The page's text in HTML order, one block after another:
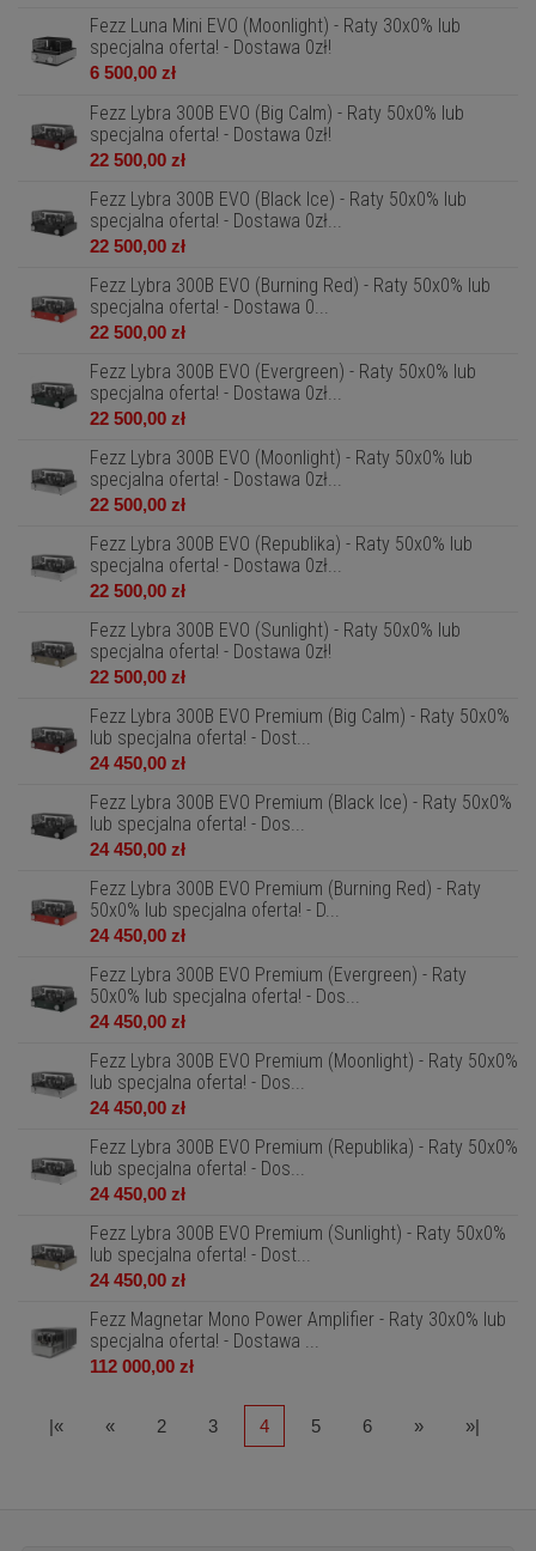
Fezz Luna Mini EVO (Moonlight) - Raty 30x0% lub
specjalna oferta! - Dostawa 0zł!
6 500,00 zł
Fezz Lybra 300B EVO (Big Calm) - Raty 50x0% lub
specjalna oferta! - Dostawa 0zł!
22 500,00 zł
Fezz Lybra 300B EVO (Black Ice) - Raty 50x0% lub
specjalna oferta! - Dostawa 0zł...
22 500,00 zł
Fezz Lybra 300B EVO (Burning Red) - Raty 50x0% lub
specjalna oferta! - Dostawa 0...
22 500,00 zł
Fezz Lybra 300B EVO (Evergreen) - Raty 50x0% lub
specjalna oferta! - Dostawa 0zł...
22 500,00 zł
Fezz Lybra 300B EVO (Moonlight) - Raty 50x0% lub
specjalna oferta! - Dostawa 0zł...
22 500,00 zł
Fezz Lybra 300B EVO (Republika) - Raty 50x0% lub
specjalna oferta! - Dostawa 0zł...
22 500,00 zł
Fezz Lybra 300B EVO (Sunlight) - Raty 50x0% lub
specjalna oferta! - Dostawa 0zł!
22 500,00 zł
Fezz Lybra 300B EVO Premium (Big Calm) - Raty 50x0%
lub specjalna oferta! - Dost...
24 450,00 zł
Fezz Lybra 300B EVO Premium (Black Ice) - Raty 50x0%
lub specjalna oferta! - Dos...
24 450,00 zł
Fezz Lybra 300B EVO Premium (Burning Red) - Raty
50x0% lub specjalna oferta! - D...
24 450,00 zł
Fezz Lybra 300B EVO Premium (Evergreen) - Raty
50x0% lub specjalna oferta! - Dos...
24 450,00 zł
Fezz Lybra 300B EVO Premium (Moonlight) - Raty 50x0%
lub specjalna oferta! - Dos...
24 450,00 zł
Fezz Lybra 300B EVO Premium (Republika) - Raty 50x0%
lub specjalna oferta! - Dos...
24 450,00 zł
Fezz Lybra 300B EVO Premium (Sunlight) - Raty 50x0%
lub specjalna oferta! - Dost...
24 450,00 zł
Fezz Magnetar Mono Power Amplifier - Raty 30x0% lub
specjalna oferta! - Dostawa ...
112 000,00 zł
|« « 2 3 4 5 6 » »|